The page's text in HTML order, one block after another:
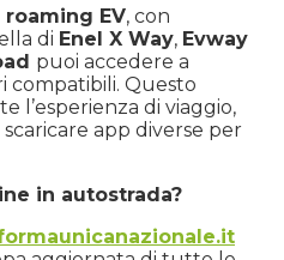
roaming EV, con
di Enel X Way, Evway
puoi accedere a
compatibili. Questo
l’esperienza di viaggio,
app diverse per
in autostrada?